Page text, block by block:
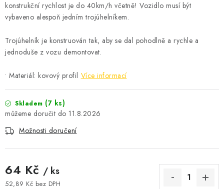
konstrukční rychlost je do 40km/h včetně! Vozidlo musí být
vybaveno alespoň jedním trojúhelníkem.
Trojúhelník je konstruován tak, aby se dal pohodlně a rychle a
jednoduše z vozu demontovat.
• Materiál: kovový profil Více informací
Skladem (7 ks)
11.8.2026
Možnosti doručení
64 Kč / ks
52,89 Kč bez DPH